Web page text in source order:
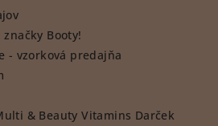
Booty!
- vzorková predajňa
& Beauty Vitamins Darček